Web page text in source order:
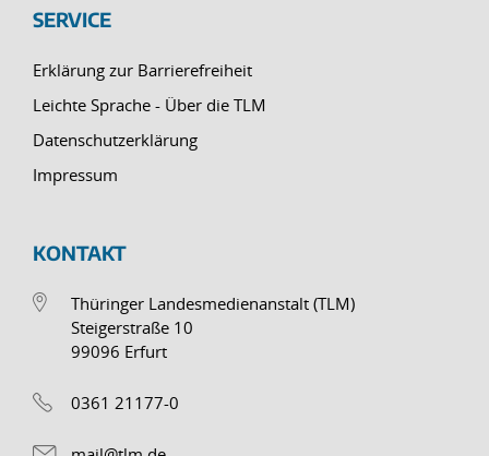
SERVICE
Erklärung zur Barrierefreiheit
Leichte Sprache - Über die TLM
Datenschutzerklärung
Impressum
KONTAKT
Thüringer Landesmedienanstalt (TLM)
Steigerstraße 10
99096 Erfurt
0361 21177-0